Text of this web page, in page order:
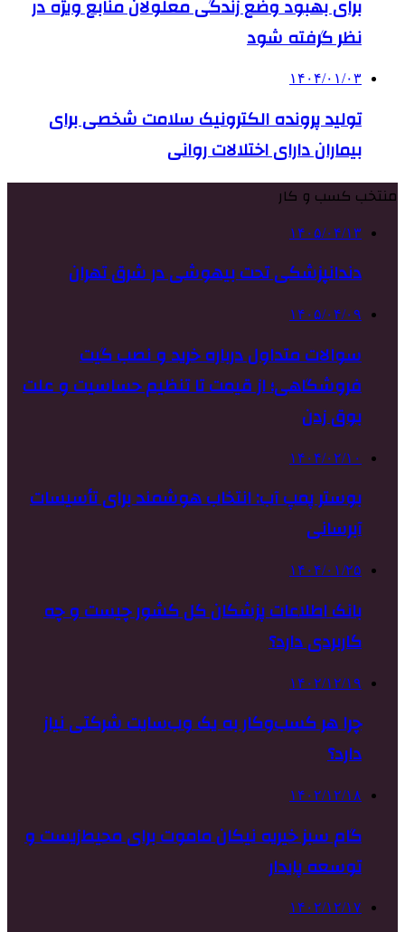
برای بهبود وضع زندگی معلولان منابع ویژه‌ در
نظر گرفته شود
۱۴۰۴/۰۱/۰۳
تولید پرونده الکترونیک سلامت شخصی برای
بیماران دارای اختلالات روانی
منتخب کسب و کار
۱۴۰۵/۰۴/۱۳
دندانپزشکی تحت بیهوشی در شرق تهران
۱۴۰۵/۰۴/۰۹
سوالات متداول درباره خرید و نصب گیت
فروشگاهی؛ از قیمت تا تنظیم حساسیت و علت
بوق زدن
۱۴۰۴/۰۲/۱۰
بوستر پمپ آب: انتخاب هوشمند برای تأسیسات
آبرسانی
۱۴۰۴/۰۱/۲۵
بانک اطلاعات پزشکان کل کشور چیست و چه
کاربردی دارد؟
۱۴۰۲/۱۲/۱۹
چرا هر کسب‌وکار به یک وب‌سایت شرکتی نیاز
دارد؟
۱۴۰۲/۱۲/۱۸
گام سبز خیریه نیکان ماموت برای محیط‌زیست و
توسعه پایدار
۱۴۰۲/۱۲/۱۷